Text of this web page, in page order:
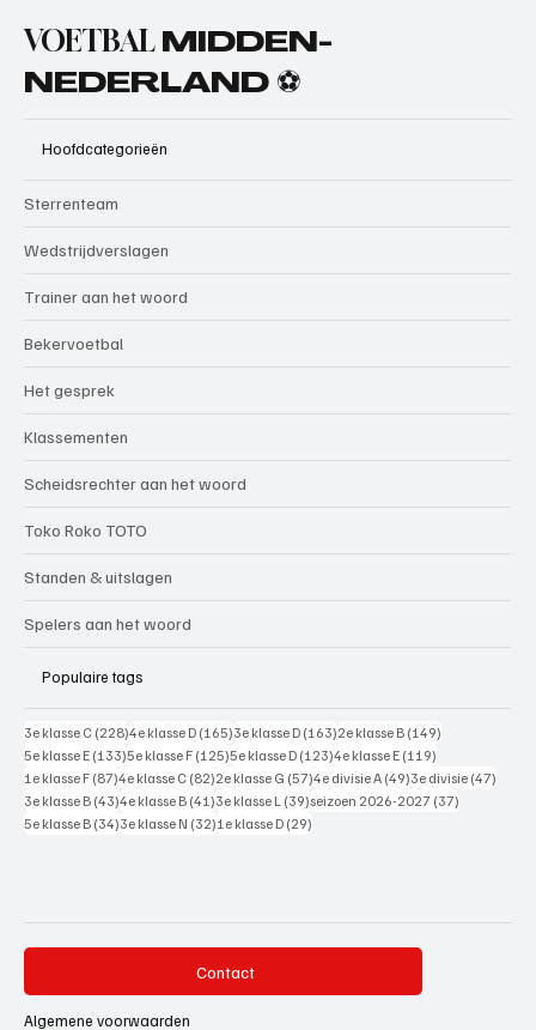
VOETBAL MIDDEN-
NEDERLAND ⚽
Hoofdcategorieën
Sterrenteam
Wedstrijdverslagen
Trainer aan het woord
Bekervoetbal
Het gesprek
Klassementen
Scheidsrechter aan het woord
Toko Roko TOTO
Standen & uitslagen
Spelers aan het woord
Populaire tags
3e klasse C (228)228 posts
4e klasse D (165)165 posts
3e klasse D (163)163 posts
2e klasse B (149)
5e klasse E (133)133 posts
5e klasse F (125)125 posts
5e klasse D (123)123 posts
4e klasse E (119)
1e klasse F (87)87 posts
4e klasse C (82)82 posts
2e klasse G (57)57 posts
4e divisie A (49)49 posts
3e divisie (47)
3e klasse B (43)43 posts
4e klasse B (41)41 posts
3e klasse L (39)39 posts
seizoen 2026-2027 (37)
5e klasse B (34)34 posts
3e klasse N (32)32 posts
1e klasse D (29)
Contact
Algemene voorwaarden